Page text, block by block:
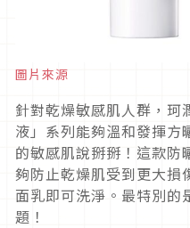
圖片來源
針對乾燥敏感肌人群，珂
液」系列能夠溫和發揮方
的敏感肌說掰掰！這款防
夠防止乾燥肌受到更大損
面乳即可洗淨。最特別的
題！